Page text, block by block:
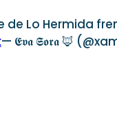
Lo Hermida
— 𝕰𝖛𝖆 𝕾𝖔𝖗𝖆 🦊